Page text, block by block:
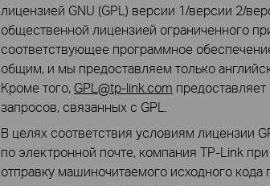
лицензией GNU (GPL) версии 1/версии 2/
общественной лицензией ограниченного
соответствующее программное
общим, и мы предоставляем только
Кроме того, GPL@tp-link.com
запросов, связанных с GPL.
В целях соответствия условиям лицензии
по электронной почте, компания TP-Link
отправку машиночитаемого исходного